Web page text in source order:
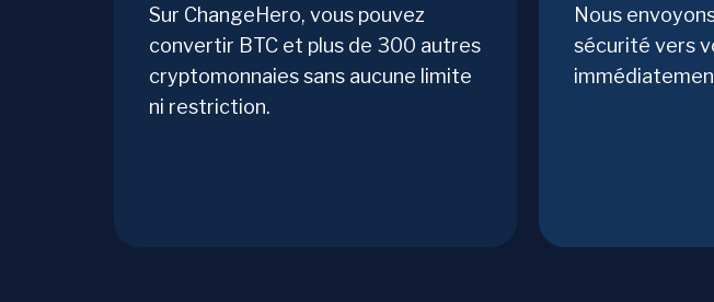
Sur ChangeHero, vous pouvez
convertir BTC et plus de 300 autres
cryptomonnaies sans aucune limite
ni restriction.
Nous
sécurité vers